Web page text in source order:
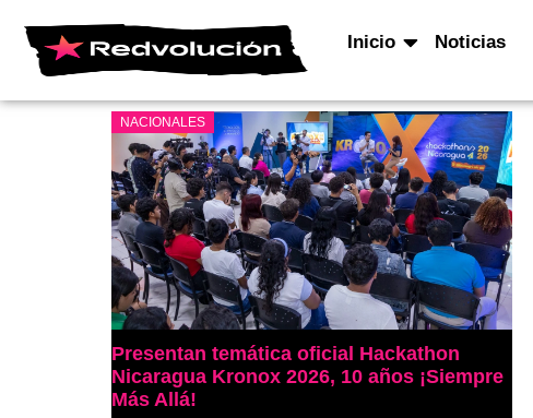
Inicio Noticias
NACIONALES
Presentan temática oficial Hackathon
Nicaragua Kronox 2026, 10 años ¡Siempre
Más Allá!